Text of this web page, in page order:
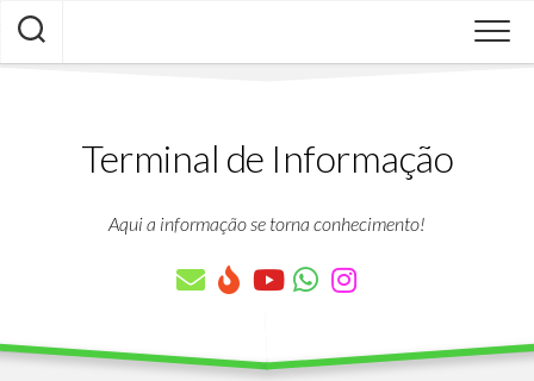
Skip
content
Terminal de Informação
Aqui a informação se torna conhecimento!